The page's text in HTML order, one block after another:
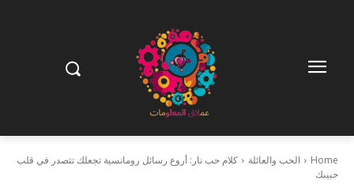
Home الحب والعائلة
كلام حب نار: أروع رسائل رومانسية تجعلك تتصدر في قلب
حبيبك